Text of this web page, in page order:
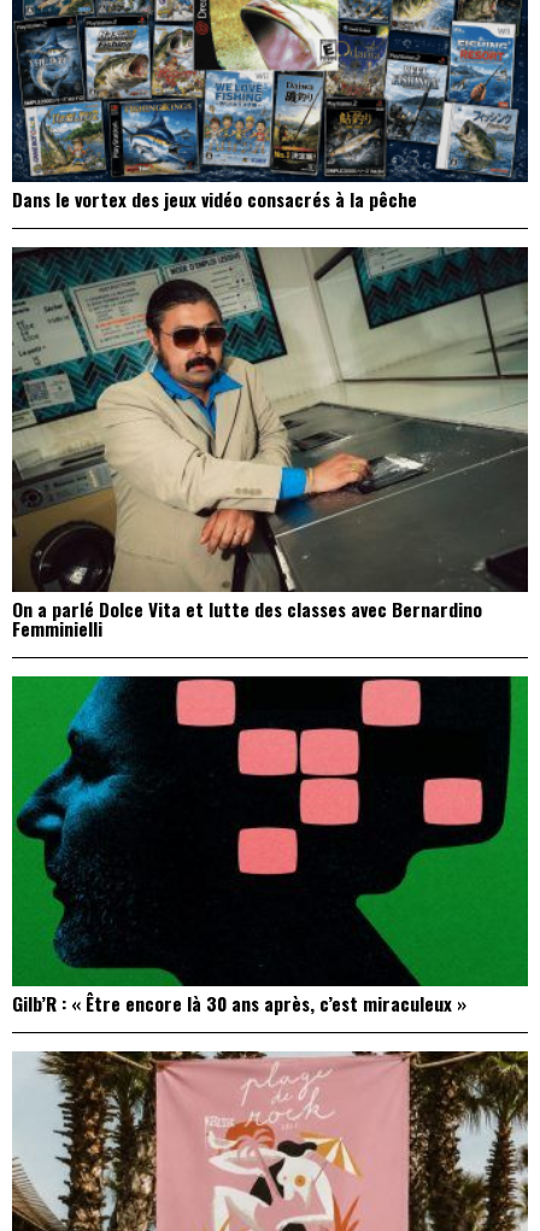
Dans le vortex des jeux vidéo consacrés à la pêche
On a parlé Dolce Vita et lutte des classes avec Bernardino
Femminielli
Gilb’R : « Être encore là 30 ans après, c’est miraculeux »